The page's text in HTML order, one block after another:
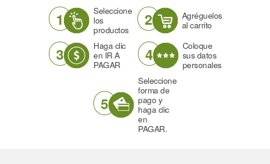
1
Seleccione
los
productos
2
Agréguelos
al carrito
3
Haga clic
en IR A
PAGAR
4
Coloque
sus datos
personales
5
Seleccione
forma de
pago y
haga clic
en
PAGAR.